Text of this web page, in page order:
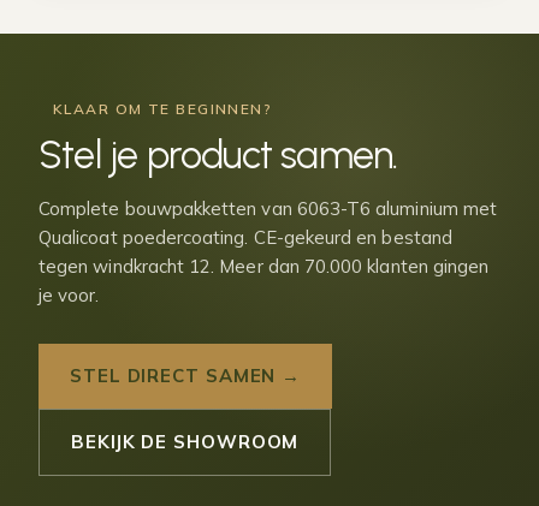
KLAAR OM TE BEGINNEN?
Stel je product samen.
Complete bouwpakketten van 6063-T6 aluminium met
Qualicoat poedercoating. CE-gekeurd en bestand
tegen windkracht 12. Meer dan 70.000 klanten gingen
je voor.
STEL DIRECT SAMEN →
BEKIJK DE SHOWROOM